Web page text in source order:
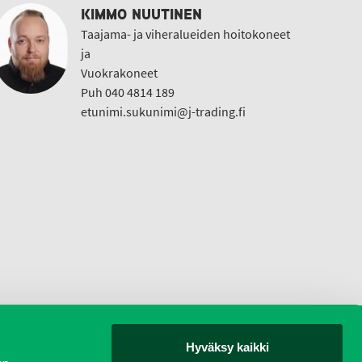
Hyväksy kaikki
KIMMO NUUTINEN
Taajama- ja viheralueiden hoitokoneet
ja
Vuokrakoneet
Puh 040 4814 189
etunimi.sukunimi@j-trading.fi